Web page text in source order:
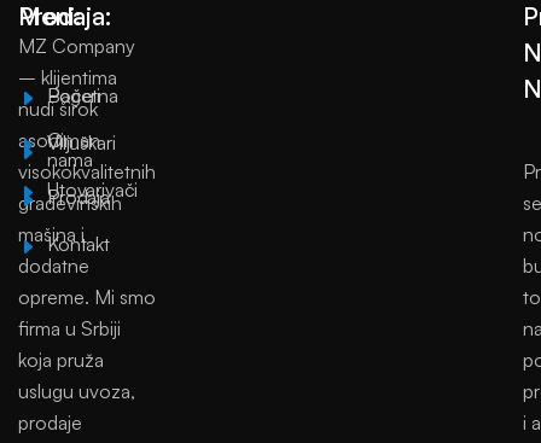
MZ Company
– klijentima
nudi širok
asortiman
visokokvalitetnih
građevinskih
mašina i
dodatne
opreme. Mi smo
firma u Srbiji
koja pruža
uslugu uvoza,
prodaje
Meni:
Početna
O
nama
Prodaja
Kontakt
Prodaja:
Bageri
Viljuškari
Utovarivači
i